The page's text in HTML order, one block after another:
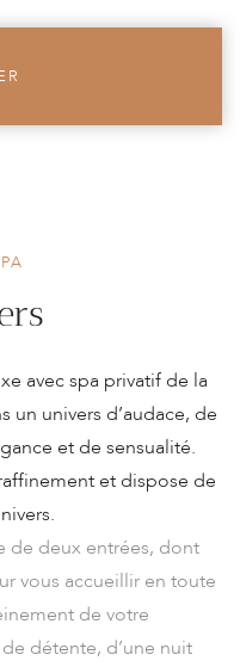
avec spa privatif de la
univers d’audace, de
et de sensualité.
et dispose de
de deux entrées, dont
vous accueillir en toute
de votre
détente, d’une nuit